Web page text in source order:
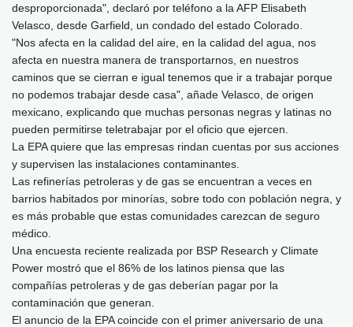
desproporcionada", declaró por teléfono a la AFP Elisabeth
Velasco, desde Garfield, un condado del estado Colorado.
"Nos afecta en la calidad del aire, en la calidad del agua, nos
afecta en nuestra manera de transportarnos, en nuestros
caminos que se cierran e igual tenemos que ir a trabajar porque
no podemos trabajar desde casa", añade Velasco, de origen
mexicano, explicando que muchas personas negras y latinas no
pueden permitirse teletrabajar por el oficio que ejercen.
La EPA quiere que las empresas rindan cuentas por sus acciones
y supervisen las instalaciones contaminantes.
Las refinerías petroleras y de gas se encuentran a veces en
barrios habitados por minorías, sobre todo con población negra, y
es más probable que estas comunidades carezcan de seguro
médico.
Una encuesta reciente realizada por BSP Research y Climate
Power mostró que el 86% de los latinos piensa que las
compañías petroleras y de gas deberían pagar por la
contaminación que generan.
El anuncio de la EPA coincide con el primer aniversario de una